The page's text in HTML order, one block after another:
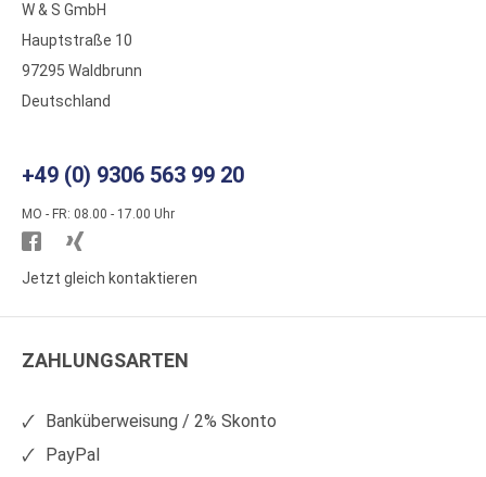
W & S GmbH
Hauptstraße 10
97295 Waldbrunn
Deutschland
+49 (0) 9306 563 99 20
MO - FR: 08.00 - 17.00 Uhr
Besuchen
Sie
auf
Sie
auf
Jetzt gleich kontaktieren
ZAHLUNGSARTEN
Banküberweisung / 2% Skonto
PayPal